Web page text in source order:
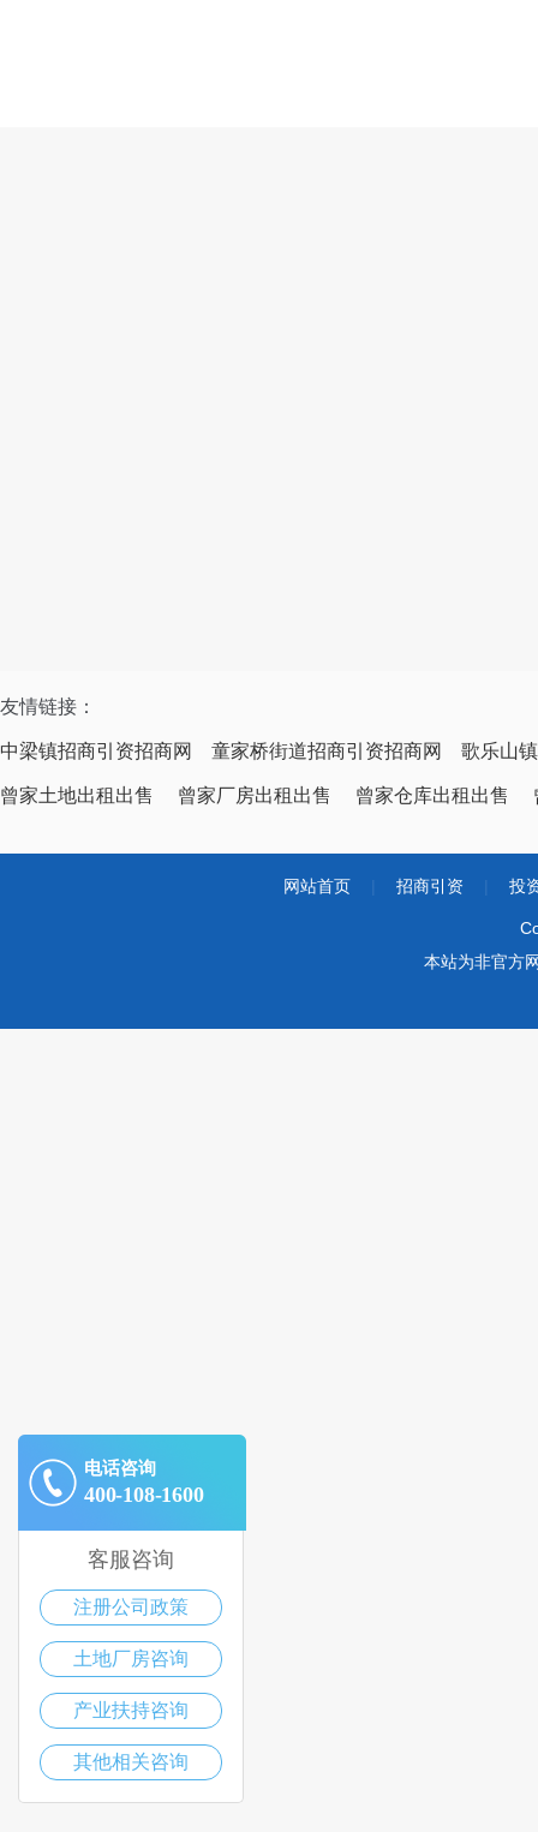
友情链接：
中梁镇招商引资招商网 童家桥街道招商引资招商网 歌乐山
曾家土地出租出售 曾家厂房出租出售 曾家仓库出租出售
网站首页 招商引资 投
本站为非官方
电话咨询
400-108-1600
客服咨询
注册公司政策
土地厂房咨询
产业扶持咨询
其他相关咨询